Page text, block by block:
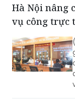
Bộ Y tế